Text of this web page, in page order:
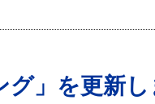
グ」を更新